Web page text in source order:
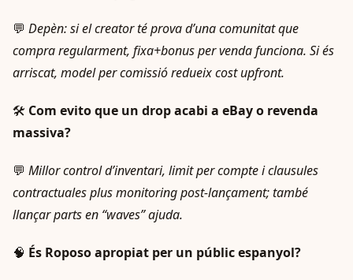
💬 Depèn: si el creator té prova d’una comunitat que
compra regularment, fixa+bonus per venda funciona. Si és
arriscat, model per comissió redueix cost upfront.
🛠️ Com evito que un drop acabi a eBay o revenda
massiva?
💬 Millor control d’inventari, limit per compte i clausules
contractuales plus monitoring post-lançament; també
llançar parts en “waves” ajuda.
🧠 És Roposo apropiat per un públic espanyol?